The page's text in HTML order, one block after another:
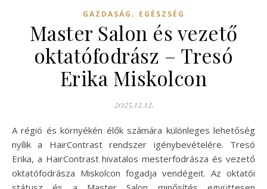
GAZDASÁG , EGÉSZSÉG
Master Salon és vezető
oktatófodrász – Tresó
Erika Miskolcon
2025.12.12.
A régió és környékén élők számára különleges lehetőség
nyílik a HairContrast rendszer igénybevételére. Tresó
Erika, a HairContrast hivatalos mesterfodrásza és vezető
oktatófodrásza Miskolcon fogadja vendégeit. Az oktatói